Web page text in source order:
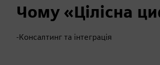
Чому «Цілісна
-Консалтинг та інтеграція